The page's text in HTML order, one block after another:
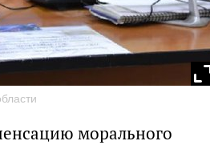
морального